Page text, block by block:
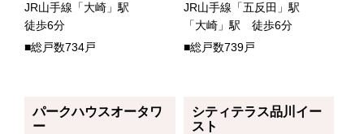
JR山手線「大崎」駅
徒歩6分
■総戸数734戸
JR山手線「五反田」駅
「大崎」駅 徒歩6分
■総戸数739戸
パークハウスオータワ
ー
シティテラス品川イー
スト